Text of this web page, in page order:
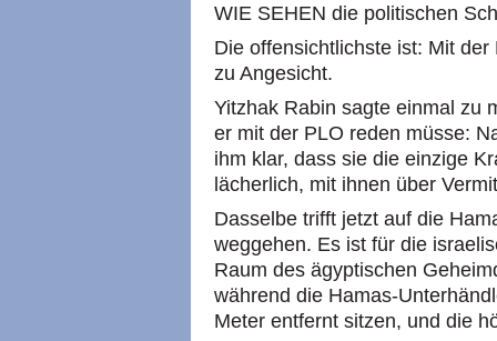
WIE SEHEN die politischen
Die offensichtlichste ist: Mit
zu Angesicht.
Yitzhak Rabin sagte einmal zu
er mit der PLO reden müsse:
ihm klar, dass sie die einzige
lächerlich, mit ihnen über
Dasselbe trifft jetzt auf die
weggehen. Es ist für die
Raum des ägyptischen
während die Hamas-
Meter entfernt sitzen, und die